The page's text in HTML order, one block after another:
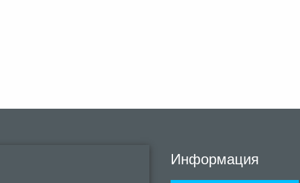
Информация